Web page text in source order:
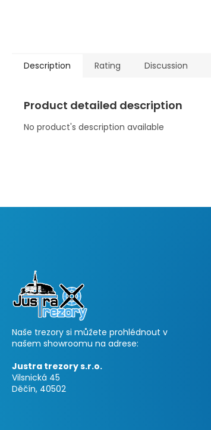
Description Rating Discussion
Product detailed description
No product's description available
Naše trezory si můžete prohlédnout v
našem showroomu na adrese:
Justra trezory s.r.o.
Vilsnická 45
Děčín, 40502